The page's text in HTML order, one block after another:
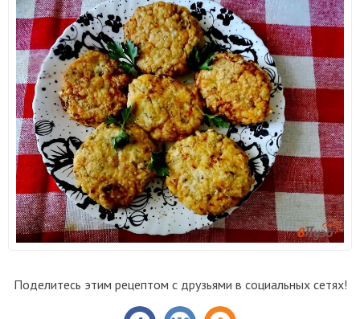
Поделитесь этим рецептом с друзьями в социальных сетях!